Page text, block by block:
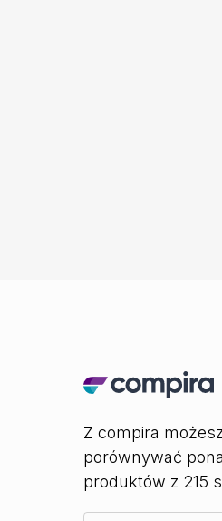
Z compira
porównywać
produktów z 215